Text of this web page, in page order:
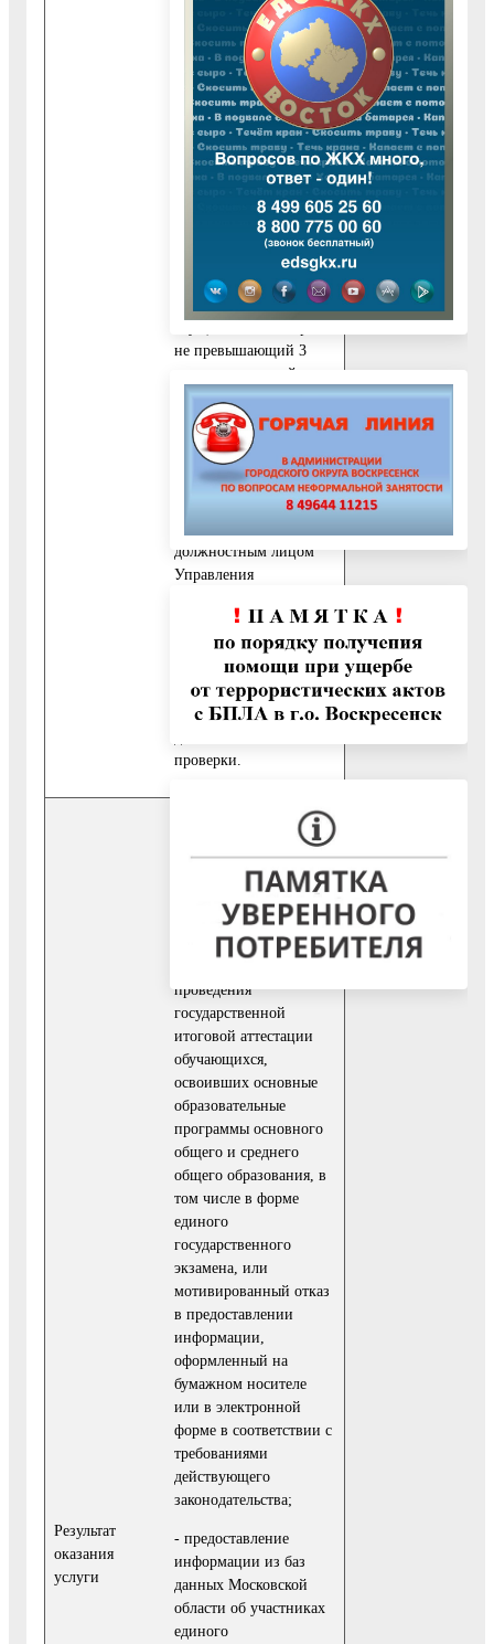
муниципальным
учреждением
«Администрация
Воскресенского
муниципального
района Московской
области» и
многофункциональным
Выдача (направление)
предоставления
муниципальной услуги
не превышающий 3
календарных дней.
Ответы на устный
запрос и телефонный
звонок могут быть
даны непосредственно
должностным лицом
Управления
если изложенные в
устном обращении
факты и обстоятельства
являются очевидными и
не требуют
проверки.
Результат
оказания
услуги
предоставления
муниципальной услуги
являются:
- предоставление
проведения
государственной
итоговой аттестации
обучающихся,
освоивших основные
образовательные
программы основного
общего и среднего
общего образования, в
том числе в форме
единого
государственного
экзамена, или
мотивированный отказ
в предоставлении
информации,
оформленный на
бумажном носителе
или в электронной
форме в соответствии с
требованиями
действующего
законодательства;
- предоставление
информации из баз
данных Московской
области об участниках
единого